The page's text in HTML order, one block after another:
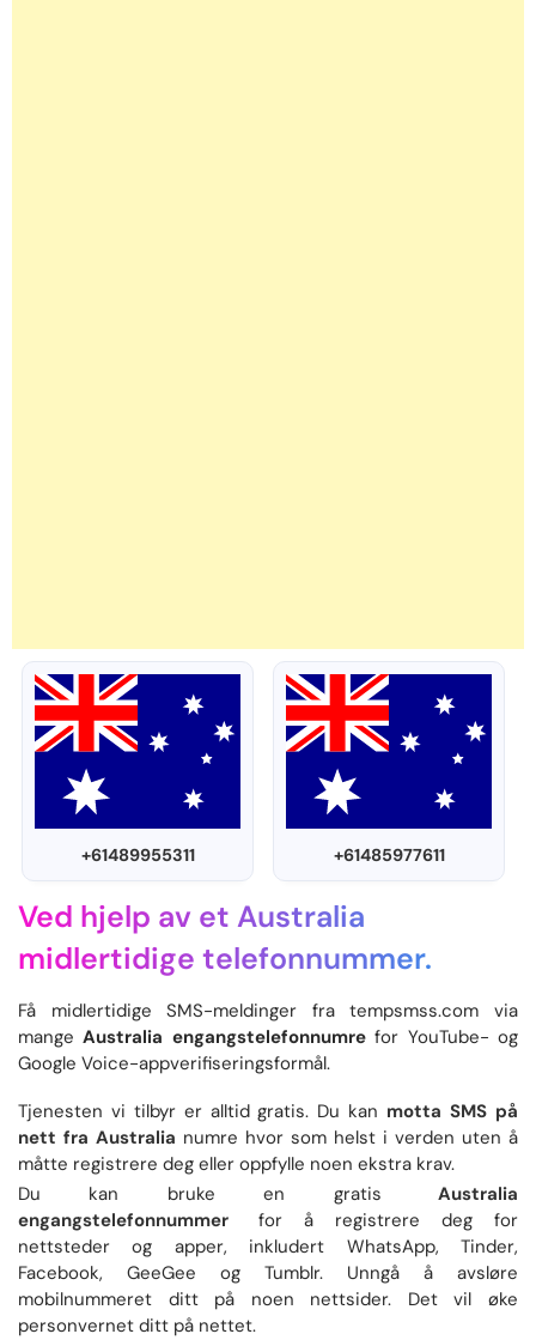
+61489955311 +61485977611
Ved hjelp av et Australia
midlertidige telefonnummer.
Få midlertidige SMS-meldinger fra tempsmss.com via
mangeAustralia engangstelefonnumrefor YouTube- og
Google Voice-appverifiseringsformål.
Tjenesten vi tilbyr er alltid gratis. Du kan motta SMS på
nett fra Australia numre hvor som helst i verden uten å
måtte registrere deg eller oppfylle noen ekstra krav.
Du kan bruke en gratis
Australia
engangstelefonnummer
for å registrere deg for
nettsteder og apper, inkludert WhatsApp, Tinder,
Facebook, GeeGee og Tumblr. Unngå å avsløre
mobilnummeret ditt på noen nettsider. Det vil øke
personvernet ditt på nettet.